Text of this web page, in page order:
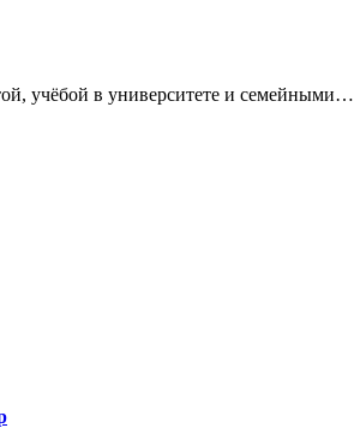
учёбой в университете и семейными…